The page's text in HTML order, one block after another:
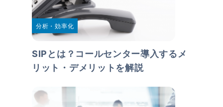
分析・効率化
SIPとは？コールセンター導入するメ
リット・デメリットを解説